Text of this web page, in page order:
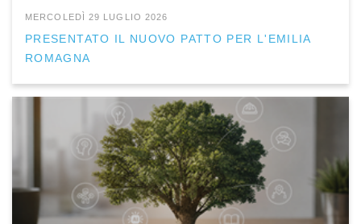
MERCOLEDÌ 29 LUGLIO 2026
PRESENTATO IL NUOVO PATTO PER L'EMILIA
ROMAGNA